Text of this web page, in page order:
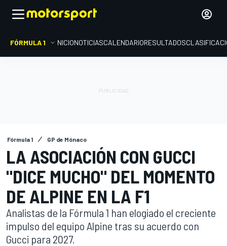
FÓRMULA 1 INICIONOTICIASCALENDARIORESULTADOS
Fórmula 1 GP de Mónaco
LA ASOCIACIÓN CON GUCCI
"DICE MUCHO" DEL MOMENTO
DE ALPINE EN LA F1
Analistas de la Fórmula 1 han elogiado el creciente
impulso del equipo Alpine tras su acuerdo con
Gucci para 2027.